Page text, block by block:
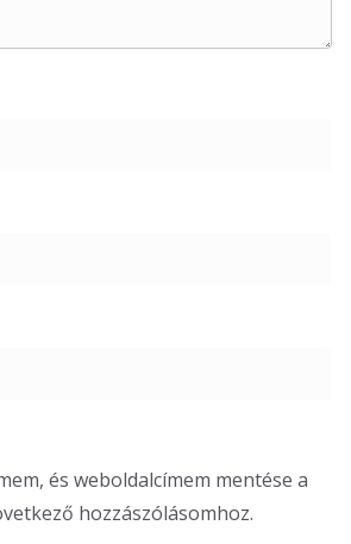
és weboldalcímem mentése a
hozzászólásomhoz.